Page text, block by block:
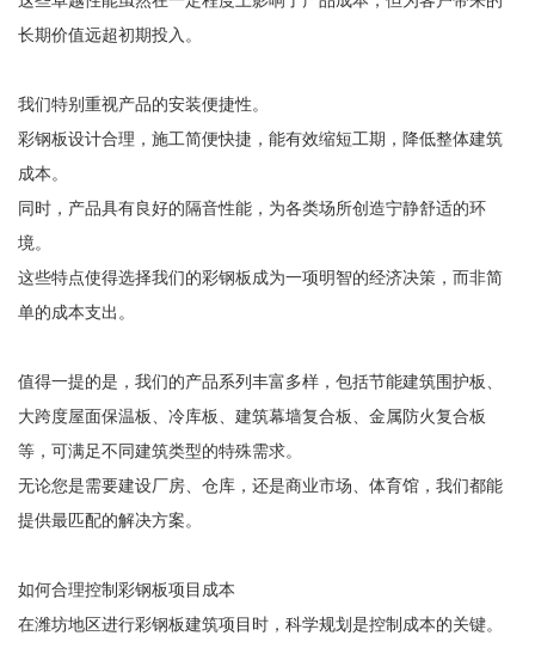
长期价值远超初期投入。
我们特别重视产品的安装便捷性。
彩钢板设计合理，施工简便快捷，能有效缩短工期，降低整体建筑
成本。
同时，产品具有良好的隔音性能，为各类场所创造宁静舒适的环
境。
这些特点使得选择我们的彩钢板成为一项明智的经济决策，而非简
单的成本支出。
值得一提的是，我们的产品系列丰富多样，包括节能建筑围护板、
大跨度屋面保温板、冷库板、建筑幕墙复合板、金属防火复合板
等，可满足不同建筑类型的特殊需求。
无论您是需要建设厂房、仓库，还是商业市场、体育馆，我们都能
提供最匹配的解决方案。
如何合理控制彩钢板项目成本
在潍坊地区进行彩钢板建筑项目时，科学规划是控制成本的关键。